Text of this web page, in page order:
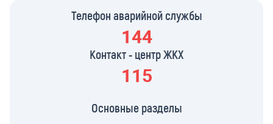
Телефон аварийной службы
144
Контакт - центр ЖКХ
115
Основные разделы